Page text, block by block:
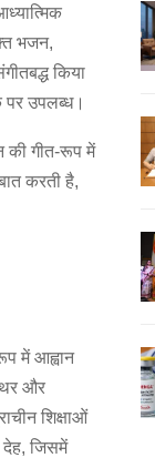
भजन,
किया
उपलब्ध।
की गीत-रूप में
करती है,
में आह्वान
और
शिक्षाओं
जिसमें